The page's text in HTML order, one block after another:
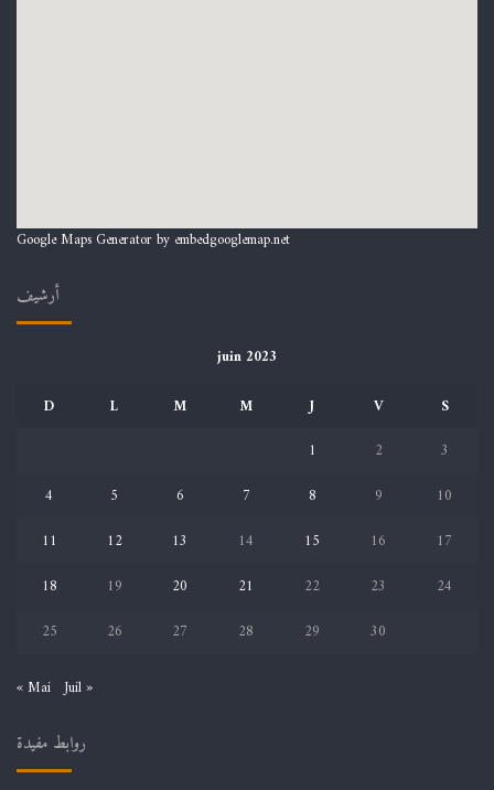
Google Maps Generator by embedgooglemap.net
أرشيف
juin 2023
D
L M M J V
S
1
2
3
4
5 6 7 8 9
10
11
12 13 14 15 16
17
18
19 20 21 22 23
24
25
26 27 28 29 30
« Mai Juil »
روابط مفيدة